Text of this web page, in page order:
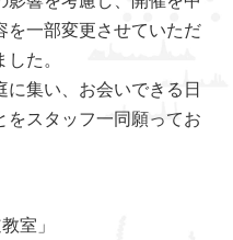
を一部変更させていただ
た。
に集い、お会いできる日
をスタッフ一同願ってお
室」